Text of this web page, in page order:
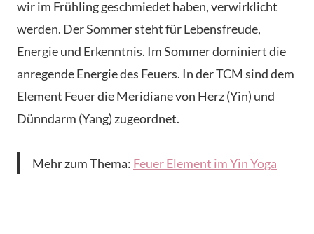
wir im Frühling geschmiedet haben, verwirklicht
werden. Der Sommer steht für Lebensfreude,
Energie und Erkenntnis. Im Sommer dominiert die
anregende Energie des Feuers. In der TCM sind dem
Element Feuer die Meridiane von Herz (Yin) und
Dünndarm (Yang) zugeordnet.
Mehr zum Thema: Feuer Element im Yin Yoga